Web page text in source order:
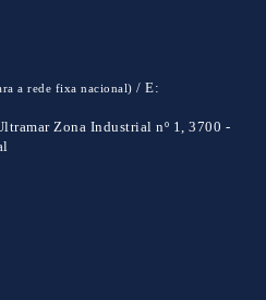
a rede fixa nacional) /E:
Zona Industrial nº 1, 3700 -